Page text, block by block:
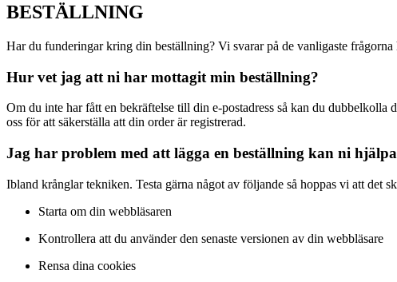
BESTÄLLNING
Har du funderingar kring din beställning? Vi svarar på de vanligaste frågorna
Hur vet jag att ni har mottagit min beställning?
Om du inte har fått en bekräftelse till din e-postadress så kan du
oss för att säkerställa att din order är registrerad.
Jag har problem med att lägga en beställning kan ni
Ibland krånglar tekniken. Testa gärna något av följande så hoppas vi att det
Starta om din webbläsaren
Kontrollera att du använder den senaste versionen av din webbläsare
Rensa dina cookies